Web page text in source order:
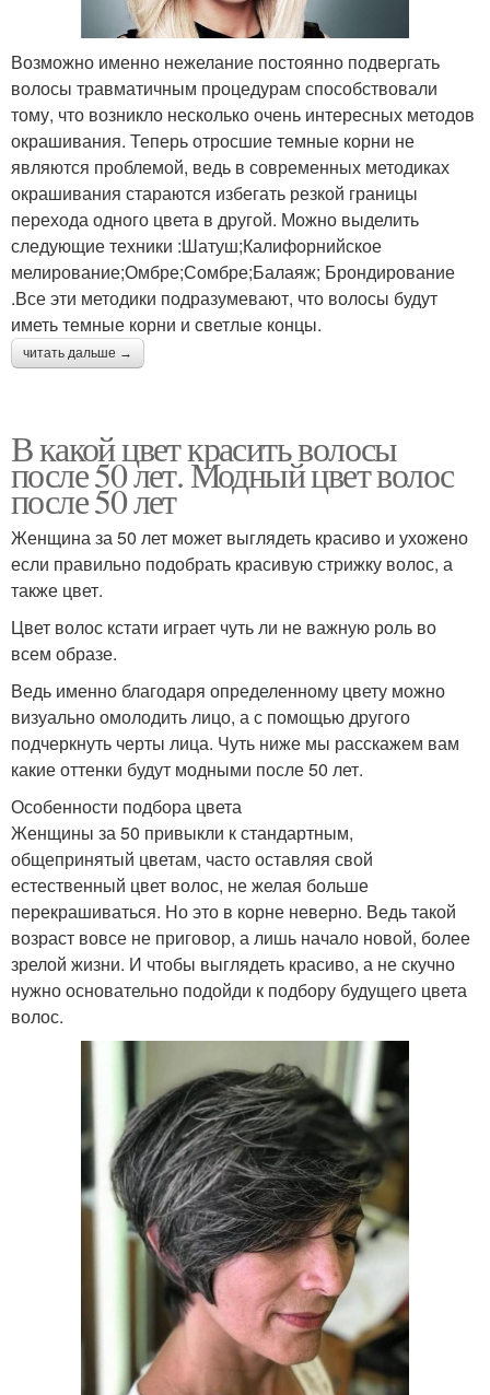
Возможно именно нежелание постоянно подвергать
волосы травматичным процедурам способствовали
тому, что возникло несколько очень интересных методов
окрашивания. Теперь отросшие темные корни не
являются проблемой, ведь в современных методиках
окрашивания стараются избегать резкой границы
перехода одного цвета в другой. Можно выделить
следующие техники :Шатуш;Калифорнийское
мелирование;Омбре;Сомбре;Балаяж; Брондирование
.Все эти методики подразумевают, что волосы будут
иметь темные корни и светлые концы.
читать дальше →
В какой цвет красить волосы
после 50 лет. Модный цвет волос
после 50 лет
Женщина за 50 лет может выглядеть красиво и ухожено
если правильно подобрать красивую стрижку волос, а
также цвет.
Цвет волос кстати играет чуть ли не важную роль во
всем образе.
Ведь именно благодаря определенному цвету можно
визуально омолодить лицо, а с помощью другого
подчеркнуть черты лица. Чуть ниже мы расскажем вам
какие оттенки будут модными после 50 лет.
Особенности подбора цвета
Женщины за 50 привыкли к стандартным,
общепринятый цветам, часто оставляя свой
естественный цвет волос, не желая больше
перекрашиваться. Но это в корне неверно. Ведь такой
возраст вовсе не приговор, а лишь начало новой, более
зрелой жизни. И чтобы выглядеть красиво, а не скучно
нужно основательно подойди к подбору будущего цвета
волос.